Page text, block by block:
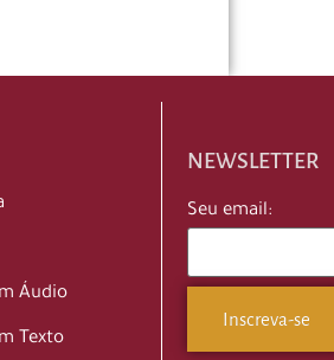
Áudio
Texto
NEWSLETTER
Seu email: